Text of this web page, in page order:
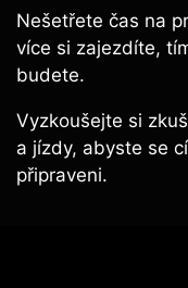
Nešetřete čas na
více si zajezdíte,
budete.
Vyzkoušejte si
a jízdy, abyste se
připraveni.